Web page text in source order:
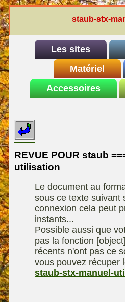
staub-stx-
Les sites
INDEX
Le site de la
motoculture
Information sur
contact
Matériel
autoportee
SARP
Robomow
chevalet
Remorque
Accessoires
REVUE POUR staub
utilisation
Le document au
sous ce texte suivant
connexion cela peut
instants...
Possible aussi que
pas la fonction
récents n'ont pas ce
vous pouvez récuper
staub-stx-manuel-